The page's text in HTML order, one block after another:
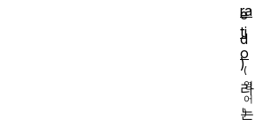
e
d
)
라
는
ra
ti
o